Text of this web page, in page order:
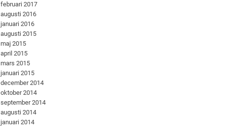
februari 2017
augusti 2016
januari 2016
augusti 2015
maj 2015
april 2015
mars 2015
januari 2015
december 2014
oktober 2014
september 2014
augusti 2014
januari 2014